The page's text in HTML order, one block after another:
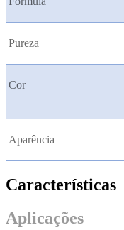
Pureza
Cor
Aparência
Características
Aplicações